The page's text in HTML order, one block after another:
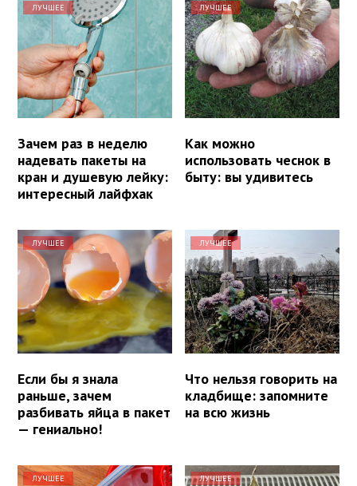
ЛУЧШЕЕ
Зачем раз в неделю
надевать пакеты на
кран и душевую лейку:
интересный лайфхак
ЛУЧШЕЕ
Как можно
использовать чеснок в
быту: вы удивитесь
ЛУЧШЕЕ
Если бы я знала
раньше, зачем
разбивать яйца в пакет
— гениально!
ЛУЧШЕЕ
Что нельзя говорить на
кладбище: запомните
на всю жизнь
ЛУЧШЕЕ ЛУЧШЕЕ